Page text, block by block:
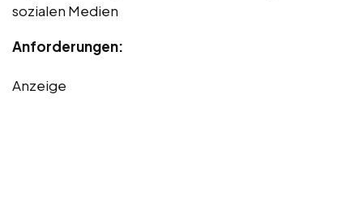
sozialen Medien
Anforderungen:
Anzeige